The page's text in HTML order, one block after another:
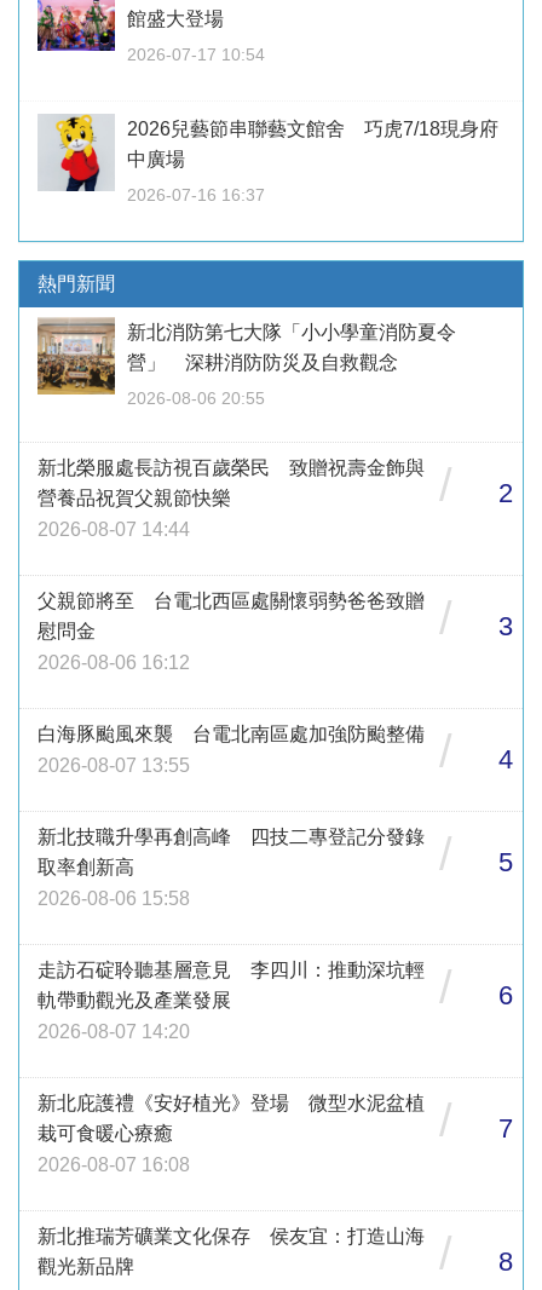
館盛大登場
2026-07-17 10:54
2026兒藝節串聯藝文館舍 巧虎7/18現身府
中廣場
2026-07-16 16:37
熱門新聞
新北消防第七大隊「小小學童消防夏令
營」 深耕消防防災及自救觀念
2026-08-06 20:55
新北榮服處長訪視百歲榮民 致贈祝壽金飾與
營養品祝賀父親節快樂
2026-08-07 14:44
/ 2
父親節將至 台電北西區處關懷弱勢爸爸致贈
慰問金
2026-08-06 16:12
/ 3
白海豚颱風來襲 台電北南區處加強防颱整備
2026-08-07 13:55
/ 4
新北技職升學再創高峰 四技二專登記分發錄
取率創新高
2026-08-06 15:58
/ 5
走訪石碇聆聽基層意見 李四川：推動深坑輕
軌帶動觀光及產業發展
2026-08-07 14:20
/ 6
新北庇護禮《安好植光》登場 微型水泥盆植
栽可食暖心療癒
2026-08-07 16:08
/ 7
新北推瑞芳礦業文化保存 侯友宜：打造山海
觀光新品牌
/ 8